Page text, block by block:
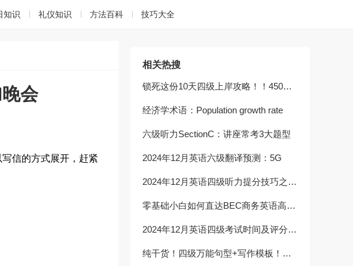
知识 礼仪知识 方法百科 技巧大全
会
信的方式展开，赶紧
相关热搜
锁死这份10天四级上岸攻略！！450分稳了
经济学术语：Population growth rate
六级听力SectionC：讲座常考3大题型
2024年12月英语六级翻译预测：5G
2024年12月英语四级听力提分技巧之听力篇章
零基础小白如何直达BEC商务英语高级？高效方法全解析！
2024年12月英语四级考试时间及评分标准
纯干货！四级万能句型+写作模板！！考前背这一篇就够了！